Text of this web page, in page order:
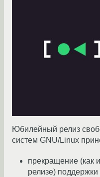
Юбилейный релиз
систем GNU/Linux
прекращение (как
релизе) поддержки